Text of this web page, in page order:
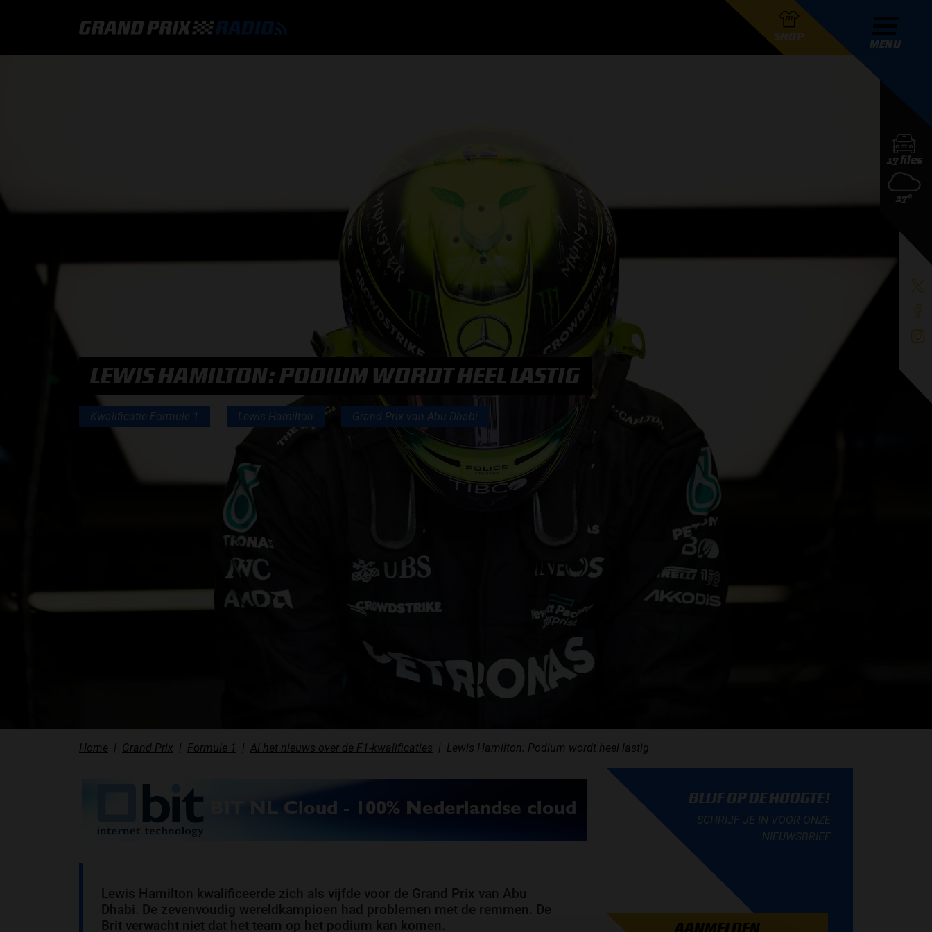
SHOP
MENU
17 files
27°
LEWIS HAMILTON: PODIUM WORDT HEEL LASTIG
Kwalificatie Formule 1 Lewis Hamilton Grand Prix van Abu Dhabi
Home Grand Prix Formule 1 Al het nieuws over de F1-kwalificaties Lewis Hamilton: Podium wordt heel lastig
Lewis Hamilton kwalificeerde zich als vijfde voor de Grand Prix van Abu
Dhabi. De zevenvoudig wereldkampioen had problemen met de remmen. De
Brit verwacht niet dat het team op het podium kan komen.
BLIJF OP DE HOOGTE!
SCHRIJF JE IN VOOR ONZE
NIEUWSBRIEF
AANMELDEN
PROGRAMMERING
PODCASTS
HOE TE BELUISTEREN?
PODCAST AUTOSPORT AAN TAFEL
F1 KWALIFICATIES
F1 RACES
F1 KALENDER
F1 COUREURS KAMPIOENSCHAP
F1 TEAMS KAMPIOENSCHAP
MAX VERSTAPPEN
RACE GEMIST
AANMELDEN NIEUWSBRIEF
GRAND PRIX RADIO TEAM
GRAND PRIX RADIO ACTIES